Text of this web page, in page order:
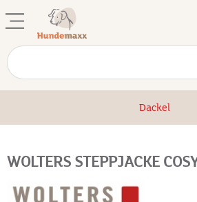
Dackel
WOLTERS STEPPJACKE